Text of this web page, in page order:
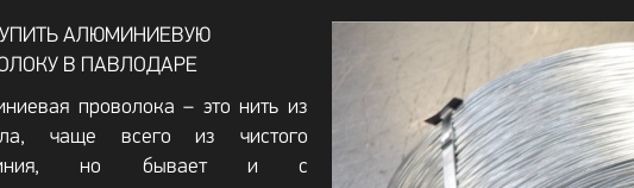
АЛЮМИНИЕВУЮ
В ПАВЛОДАРЕ
проволока – это нить из
чаще всего из чистого
но бывает и с